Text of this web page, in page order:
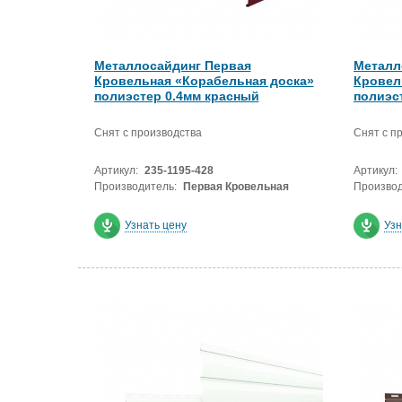
Металлосайдинг Первая
Кровельная «Корабельная доска»
полиэстер 0.4мм красный
Снят с производства
Артикул: 235-1195-428
Производитель:
Первая Кровельная
Узнать цену
Снят с
Артикул: